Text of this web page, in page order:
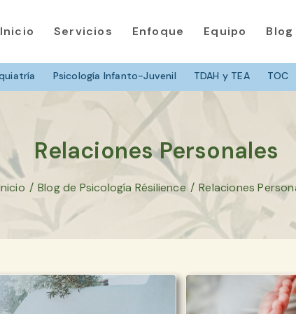
Psicología Infanto-Juvenil TDAH y TEA TOC
Inicio Servicios Enfoque Equipo Blog
Relaciones Personales
/ Blog de Psicología Résilience / Relaciones